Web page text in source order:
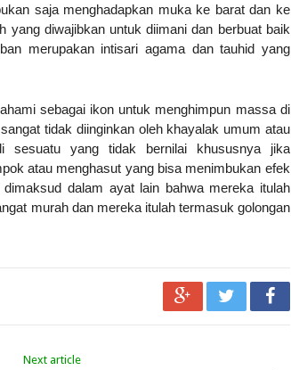
saja menghadapkan muka ke barat dan ke
yang diwajibkan untuk diimani dan berbuat baik
merupakan intisari agama dan tauhid yang
sebagai ikon untuk menghimpun massa di
tidak diinginkan oleh khayalak umum atau
sesuatu yang tidak bernilai khususnya jika
atau menghasut yang bisa menimbukan efek
dalam ayat lain bahwa mereka itulah
murah dan mereka itulah termasuk golongan
Next article